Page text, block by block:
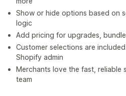
Show or hide options based on
logic
Add pricing for upgrades,
Customer selections are
Shopify admin
Merchants love the fast, reliable
team